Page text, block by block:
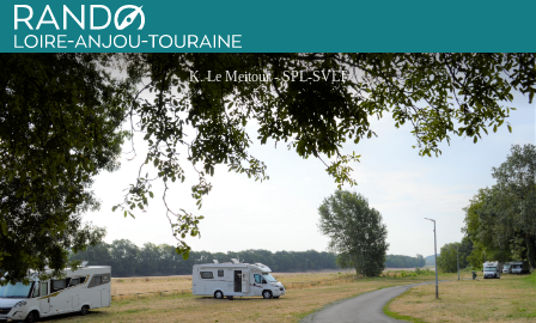
Rando Loire-Anjou-Touraine
Aire camping-cars de Cunault
K. Le Meitour - SPL-SVLT